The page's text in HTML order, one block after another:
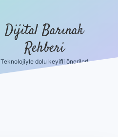
Dijital Barınak
Rehberi
Teknolojiyle dolu keyifli öneriler!